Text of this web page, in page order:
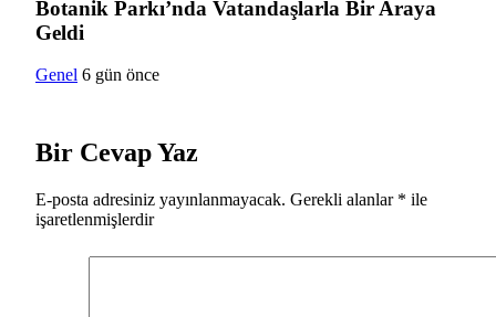
Botanik Parkı’nda Vatandaşlarla Bir Araya
Geldi
Genel 6 gün önce
Bir Cevap Yaz
E-posta adresiniz yayınlanmayacak. Gerekli alanlar * ile
işaretlenmişlerdir